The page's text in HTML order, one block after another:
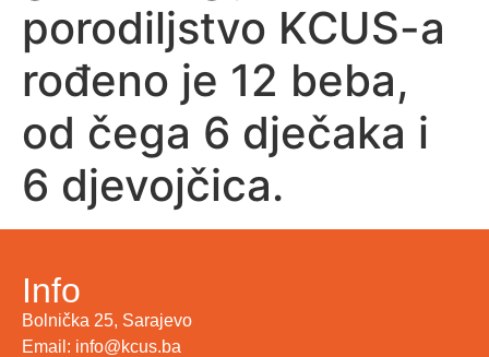
porodiljstvo KCUS-a
rođeno je 12 beba,
od čega 6 dječaka i
6 djevojčica.
Info
Bolnička 25, Sarajevo
Email: info@kcus.ba